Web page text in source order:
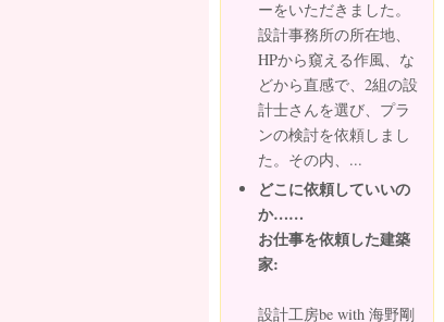
ーをいただきました。
設計事務所の所在地、
HPから窺える作風、な
どから直感で、2組の設
計士さんを選び、プラ
ンの検討を依頼しまし
た。その内、...
どこに依頼していいの
か……
お仕事を依頼した建築
家:
設計工房be with 海野剛